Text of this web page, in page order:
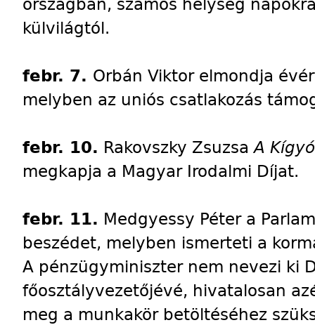
országban, számos helység
külvilágtól.
febr. 7. Orbán Viktor elmondja
melyben az uniós csatlakozás
febr. 10. Rakovszky ZsuzsaA
megkapja a Magyar Irodalmi Díjat.
febr. 11. Medgyessy Péter a
beszédet, melyben ismerteti a
A pénzügyminiszter nem nevezi ki
főosztályvezetőjévé, hivatalosan
meg a munkakör betöltéséhez